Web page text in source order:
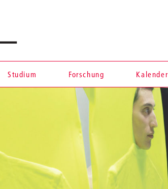
Studium Forschung Kalender